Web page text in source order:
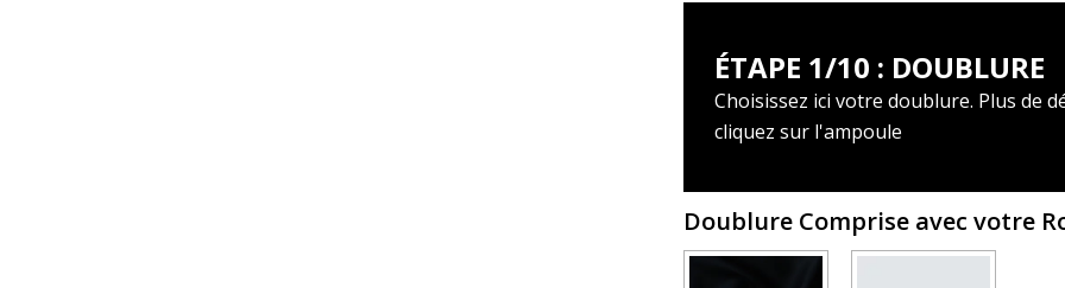
ÉTAPE 1/10 : DOUBLURE
Choisissez ici votre doublure. Plus de
cliquez sur l'ampoule
Doublure Comprise avec votre